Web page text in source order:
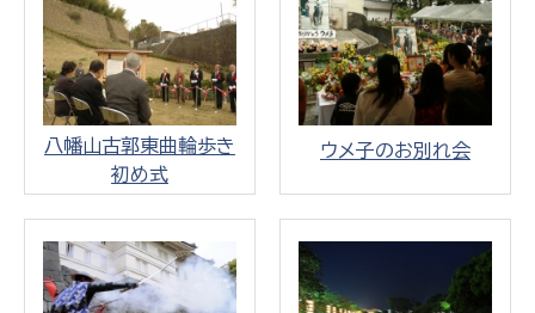
八幡山古郭東曲輪歩き
初め式
ウメ子のお別れ会